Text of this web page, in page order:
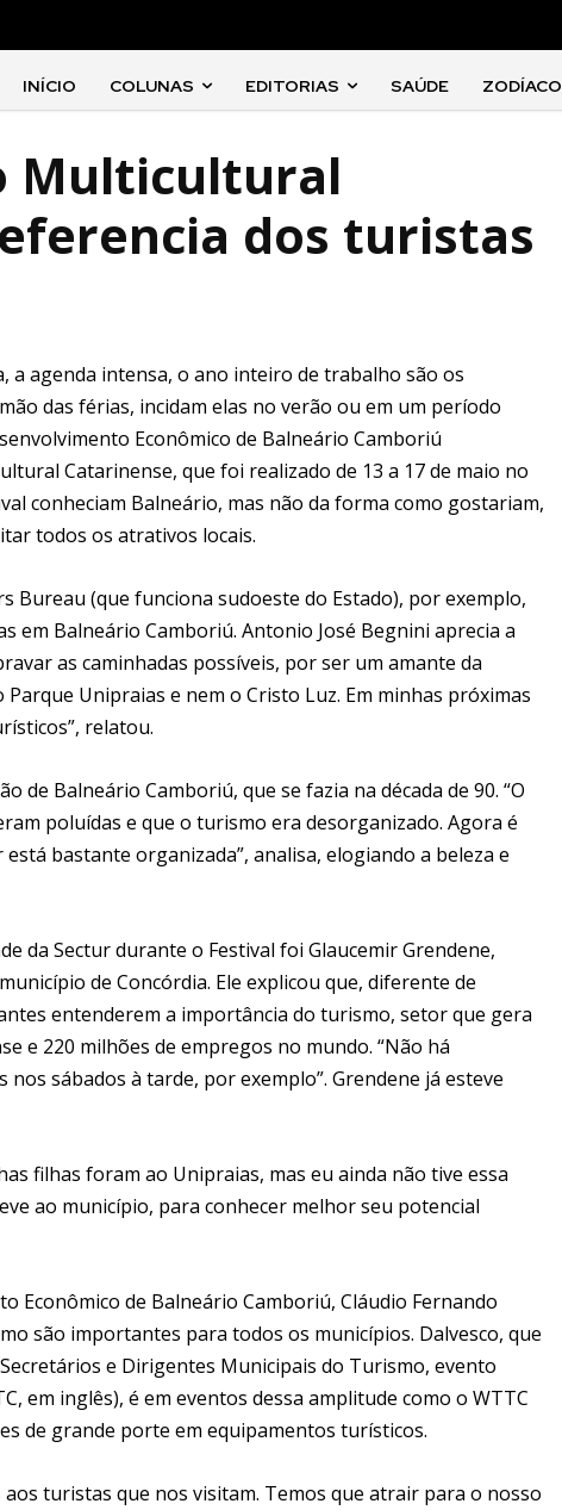
INÍCIO COLUNAS EDITORIAS SAÚDE ZODÍACO
Multicultural
dos turistas
a agenda intensa, o ano inteiro de trabalho são os
das férias, incidam elas no verão ou em um período
Econômico de Balneário Camboriú
Catarinense, que foi realizado de 13 a 17 de maio no
conheciam Balneário, mas não da forma como gostariam,
todos os atrativos locais.
Bureau (que funciona sudoeste do Estado), por exemplo,
em Balneário Camboriú. Antonio José Begnini aprecia a
as caminhadas possíveis, por ser um amante da
Unipraias e nem o Cristo Luz. Em minhas próximas
relatou.
de Balneário Camboriú, que se fazia na década de 90. “O
poluídas e que o turismo era desorganizado. Agora é
bastante organizada”, analisa, elogiando a beleza e
da Sectur durante o Festival foi Glaucemir Grendene,
de Concórdia. Ele explicou que, diferente de
entenderem a importância do turismo, setor que gera
e 220 milhões de empregos no mundo. “Não há
sábados à tarde, por exemplo”. Grendene já esteve
filhas foram ao Unipraias, mas eu ainda não tive essa
ao município, para conhecer melhor seu potencial
Econômico de Balneário Camboriú, Cláudio Fernando
são importantes para todos os municípios. Dalvesco, que
e Dirigentes Municipais do Turismo, evento
em inglês), é em eventos dessa amplitude como o WTTC
de grande porte em equipamentos turísticos.
turistas que nos visitam. Temos que atrair para o nosso